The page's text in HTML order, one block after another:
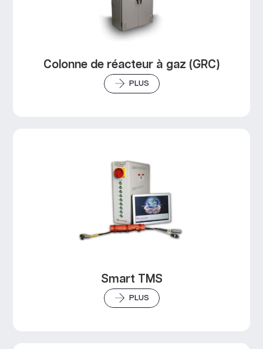
Colonne de réacteur à gaz (GRC)
PLUS
Smart TMS
PLUS